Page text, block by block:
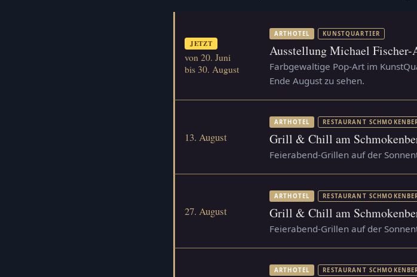
JETZT
von 20. Juni
bis 30. August
ARTHOTEL KUNSTQUARTIER
Ausstellung Michael Fischer-
Farbgewaltige Pop-Art im
Ende August zu sehen.
13. August
ARTHOTEL RESTAURANT
Grill & Chill am
Feierabend-Grillen auf der
27. August
ARTHOTEL RESTAURANT
Grill & Chill am
Feierabend-Grillen auf der
ARTHOTEL RESTAURANT